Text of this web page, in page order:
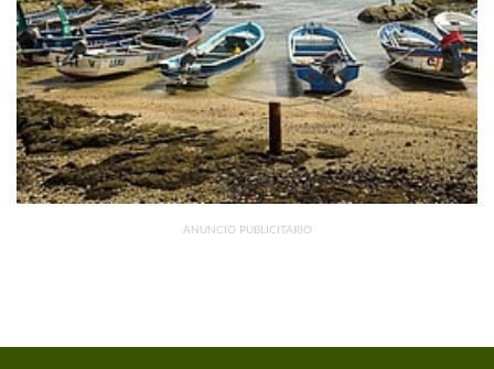
ANUNCIO PUBLICITARIO